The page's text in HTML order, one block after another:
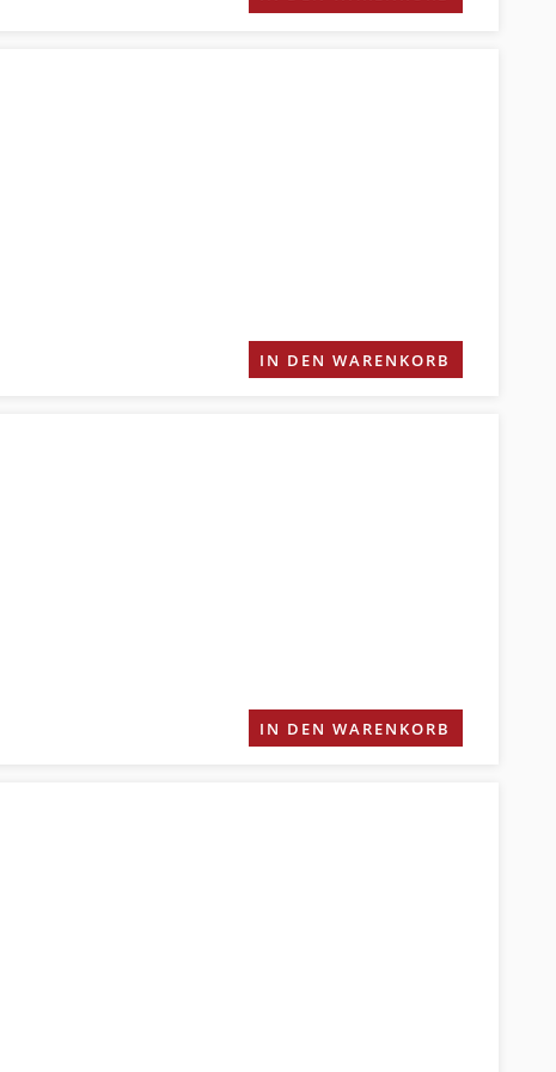
IN DEN WARENKORB
IN DEN WARENKORB